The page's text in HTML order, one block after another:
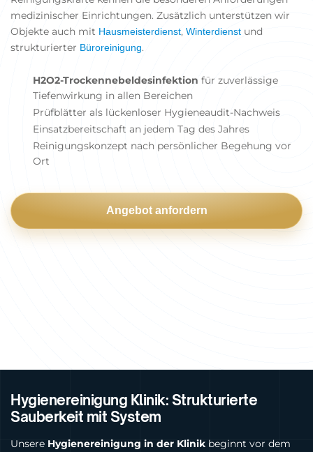
medizinischer Einrichtungen. Zusätzlich unterstützen wir
Objekte auch mit Hausmeisterdienst, Winterdienst und
strukturierter Büroreinigung.
H2O2-Trockennebeldesinfektion für zuverlässige
Tiefenwirkung in allen Bereichen
Prüfblätter als lückenloser Hygieneaudit-Nachweis
Einsatzbereitschaft an jedem Tag des Jahres
Reinigungskonzept nach persönlicher Begehung vor
Ort
Angebot anfordern
Hygienereinigung Klinik: Strukturierte
Sauberkeit mit System
Unsere Hygienereinigung in der Klinik beginnt vor dem